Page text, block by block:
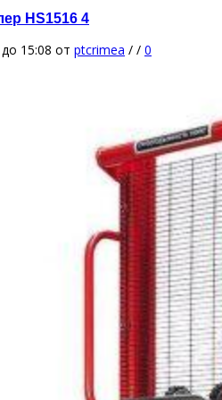
HS1516 4
15:08 от ptcrimea / / 0